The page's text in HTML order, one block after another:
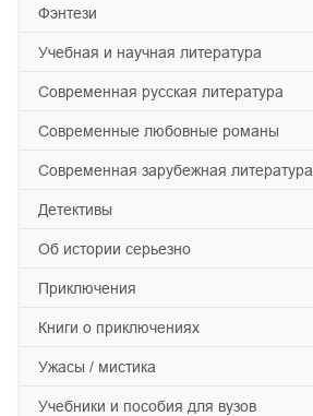
фэнтези
учебная и научная литература
современная русская литература
современные любовные романы
современная зарубежная литература
детективы
об истории серьезно
приключения
книги о приключениях
ужасы / мистика
учебники и пособия для вузов